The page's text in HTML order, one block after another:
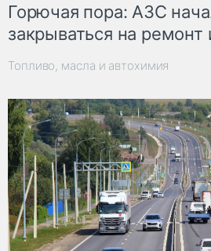
Горючая пора: АЗС
закрываться на ремонт
Топливо, масла и автохимия